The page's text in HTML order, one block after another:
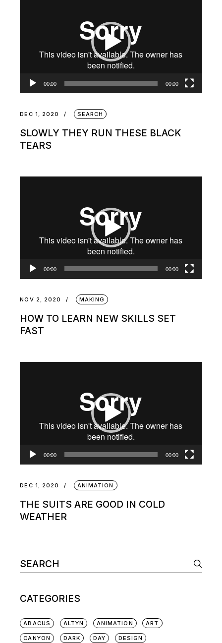
00:00 00:00
DEC 1, 2020 SEARCH
SLOWLY THEY RUN THESE BLACK
TEARS
00:00 00:00
NOV 2, 2020 MAKING
HOW TO LEARN NEW SKILLS SET
FAST
00:00 00:00
DEC 1, 2020 ANIMATION
THE SUITS ARE GOOD IN COLD
WEATHER
CATEGORIES
ABACUS ALTYN ANIMATION ART
CANYON DARK DAY DESIGN